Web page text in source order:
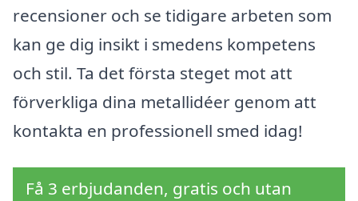
recensioner och se tidigare arbeten som
kan ge dig insikt i smedens kompetens
och stil. Ta det första steget mot att
förverkliga dina metallidéer genom att
kontakta en professionell smed idag!
Få 3 erbjudanden, gratis och utan